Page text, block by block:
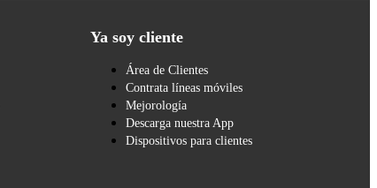
Ya soy cliente
Área de Clientes
Contrata líneas móviles
Mejorología
Descarga nuestra App
Dispositivos para clientes